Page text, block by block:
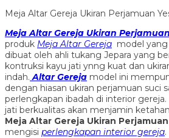
Meja Altar Gereja Ukiran Perjamuan
Meja Altar Gereja Ukiran Perjamuan
produk Meja Altar Gereja model
dibuat oleh ahli tukang Jepara yang
kontruksi kayu jati ynng kuat dan
indah. Altar Gereja model ini
dengan hiasan ukiran perjamuan suci
perlengkapan ibadah di interior
jati berkualitas akan menjamin
Meja Altar Gereja Ukiran Perjamuan
mengisi perlengkapan interior gereja.